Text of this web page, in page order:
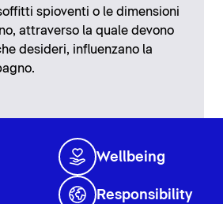
spioventi o le dimensioni
attraverso la quale devono
desideri, influenzano la
Wellbeing
Responsibility